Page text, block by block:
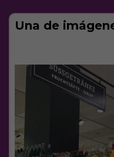
Una de